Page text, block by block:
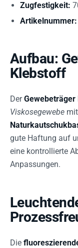
Zugfestigkeit:
Artikelnummer:
Aufbau:
Klebstoff
DerGewebeträger
Viskosegewebe
gute Haftung auf
eine kontrollierte
Anpassungen.
Die